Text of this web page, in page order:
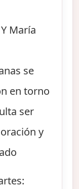
María
se
en torno
ser
y